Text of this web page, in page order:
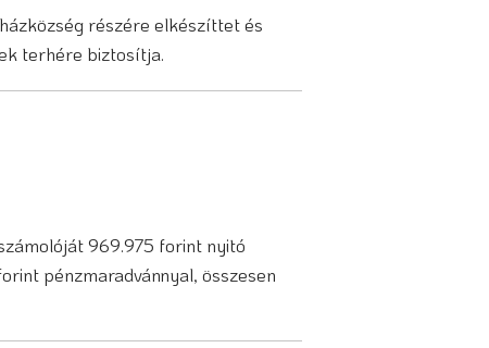
részére elkészíttet és
terhére biztosítja.
969.975 forint nyitó
pénzmaradvánnyal, összesen